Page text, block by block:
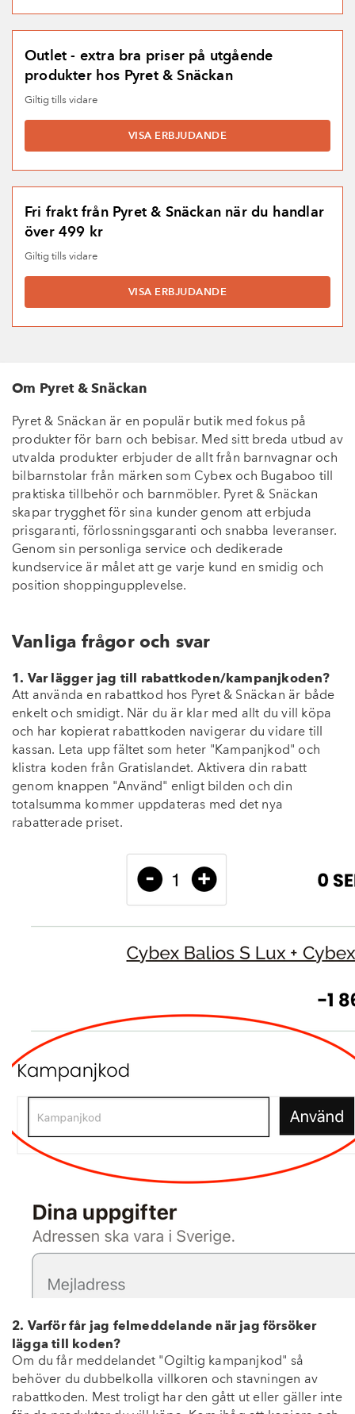
Outlet - extra bra priser på utgående
produkter hos Pyret & Snäckan
Giltig tills vidare
VISA ERBJUDANDE
Fri frakt från Pyret & Snäckan när du handlar
över 499 kr
Giltig tills vidare
VISA ERBJUDANDE
Om Pyret & Snäckan
Pyret & Snäckan är en populär butik med fokus på
produkter för barn och bebisar. Med sitt breda utbud av
utvalda produkter erbjuder de allt från barnvagnar och
bilbarnstolar från märken som Cybex och Bugaboo till
praktiska tillbehör och barnmöbler. Pyret & Snäckan
skapar trygghet för sina kunder genom att erbjuda
prisgaranti, förlossningsgaranti och snabba leveranser.
Genom sin personliga service och dedikerade
kundservice är målet att ge varje kund en smidig och
position shoppingupplevelse.
Vanliga frågor och svar
1. Var lägger jag till rabattkoden/kampanjkoden?
Att använda en rabattkod hos Pyret & Snäckan är både
enkelt och smidigt. När du är klar med allt du vill köpa
och har kopierat rabattkoden navigerar du vidare till
kassan. Leta upp fältet som heter "Kampanjkod" och
klistra koden från Gratislandet. Aktivera din rabatt
genom knappen "Använd" enligt bilden och din
totalsumma kommer uppdateras med det nya
rabatterade priset.
2. Varför får jag felmeddelande när jag försöker
lägga till koden?
Om du får meddelandet "Ogiltig kampanjkod" så
behöver du dubbelkolla villkoren och stavningen av
rabattkoden. Mest troligt har den gått ut eller gäller inte